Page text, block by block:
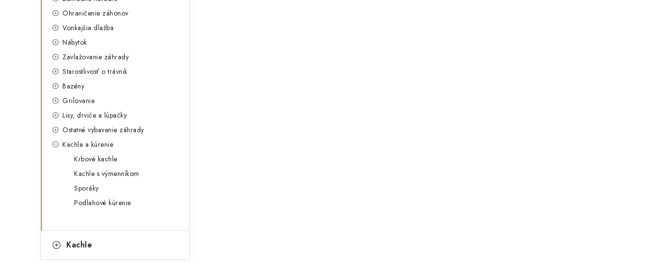
Ohraničenie záhonov
Vonkajšia dlažba
Nábytok
Zavlažovanie záhrady
Starostlivosť o trávnik
Bazény
Grilovanie
Lisy, drviče a lúpačky
Ostatné vybavenie záhrady
Kachle a kúrenie
Krbové kachle
Kachle s výmenníkom
Sporáky
Podlahové kúrenie
Kachle